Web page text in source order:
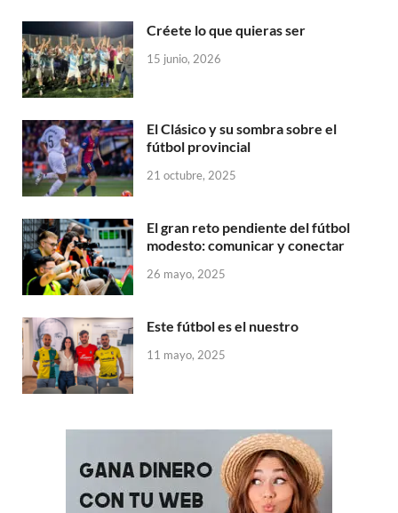
Créete lo que quieras ser
15 junio, 2026
El Clásico y su sombra sobre el
fútbol provincial
21 octubre, 2025
El gran reto pendiente del fútbol
modesto: comunicar y conectar
26 mayo, 2025
Este fútbol es el nuestro
11 mayo, 2025